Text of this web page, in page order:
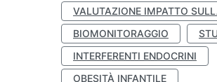
VALUTAZIONE IMPATTO
BIOMONITORAGGIO
INTERFERENTI ENDOCRINI
OBESITÀ INFANTILE